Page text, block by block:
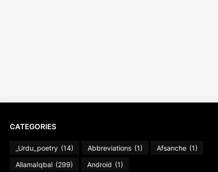
CATEGORIES
_Urdu_poetry (14) Abbreviations (1) Afsanche (1)
AllamaIqbal (299) Android (1)